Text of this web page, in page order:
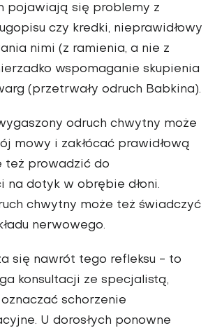
pojawiają się problemy z
czy kredki, nieprawidłowy
nimi (z ramienia, a nie z
wspomaganie skupienia
(przetrwały odruch Babkina).
odruch chwytny może
mowy i zakłócać prawidłową
też prowadzić do
na dotyk w obrębie dłoni.
chwytny może też świadczyć
nerwowego.
się nawrót tego refleksu - to
konsultacji ze specjalistą,
schorzenie
U dorosłych ponowne